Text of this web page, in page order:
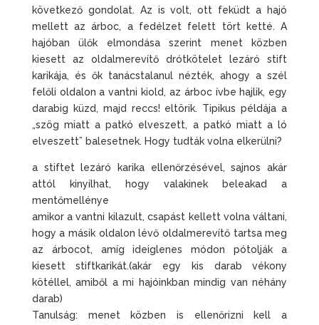
következő gondolat. Az is volt, ott feküdt a hajó
mellett az árboc, a fedélzet felett tört ketté. A
hajóban ülők elmondása szerint menet közben
kiesett az oldalmerevítő drótkötelet lezáró stift
karikája, és ők tanácstalanul nézték, ahogy a szél
felőli oldalon a vantni kiold, az árboc ívbe hajlik, egy
darabig küzd, majd reccs! eltörik. Tipikus példája a
„szög miatt a patkó elveszett, a patkó miatt a ló
elveszett” balesetnek. Hogy tudták volna elkerülni?
a stiftet lezáró karika ellenőrzésével, sajnos akár
attól kinyílhat, hogy valakinek beleakad a
mentőmellénye
amikor a vantni kilazult, csapást kellett volna váltani,
hogy a másik oldalon lévő oldalmerevítő tartsa meg
az árbocot, amíg ideiglenes módon pótolják a
kiesett stiftkarikát.(akár egy kis darab vékony
kötéllel, amiből a mi hajóinkban mindig van néhány
darab)
Tanulság: menet közben is ellenőrizni kell a